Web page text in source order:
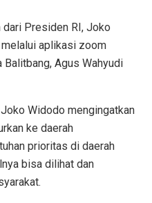
dari Presiden RI, Joko
aplikasi zoom
Agus Wahyudi
Widodo mengingatkan
ke daerah
prioritas di daerah
bisa dilihat dan